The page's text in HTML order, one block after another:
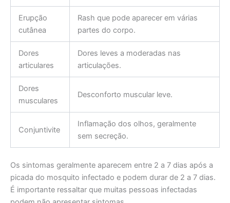
Erupção
cutânea
Rash que pode aparecer em várias
partes do corpo.
Dores
articulares
Dores leves a moderadas nas
articulações.
Dores
musculares
Desconforto muscular leve.
Conjuntivite
Inflamação dos olhos, geralmente
sem secreção.
Os sintomas geralmente aparecem entre 2 a 7 dias após a
picada do mosquito infectado e podem durar de 2 a 7 dias.
É importante ressaltar que muitas pessoas infectadas